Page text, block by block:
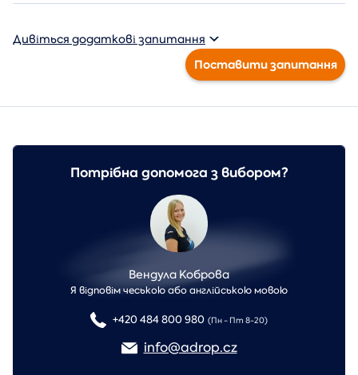
Дивіться додаткові запитання
Поставити запитання
Потрібна допомога з вибором?
Вендула Коброва
Я відповім чеською або англійською мовою
+420 484 800 980 (Пн - Пт 8-20)
info@adrop.cz